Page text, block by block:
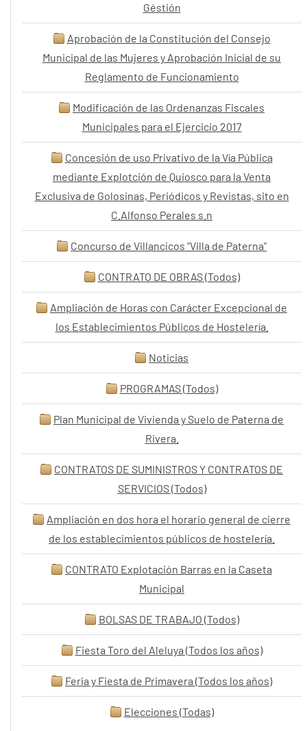
Géstión
Aprobación de la Constitución del Consejo
Municipal de las Mujeres y Aprobación Inicial de su
Reglamento de Funcionamiento
Modificación de las Ordenanzas Fiscales
Municipales para el Ejercicio 2017
Concesión de uso Privativo de la Vía Pública
mediante Explotción de Quiosco para la Venta
Exclusiva de Golosinas, Periódicos y Revistas, sito en
C.Alfonso Perales s.n
Concurso de Villancicos "Villa de Paterna"
CONTRATO DE OBRAS (Todos)
Ampliación de Horas con Carácter Excepcional de
los Establecimientos Públicos de Hostelería.
Noticias
PROGRAMAS (Todos)
Plan Municipal de Vivienda y Suelo de Paterna de
Rivera.
CONTRATOS DE SUMINISTROS Y CONTRATOS DE
SERVICIOS (Todos)
Ampliación en dos hora el horario general de cierre
de los establecimientos públicos de hostelería.
CONTRATO Explotación Barras en la Caseta
Municipal
BOLSAS DE TRABAJO (Todos)
Fiesta Toro del Aleluya (Todos los años)
Feria y Fiesta de Primavera (Todos los años)
Elecciones (Todas)